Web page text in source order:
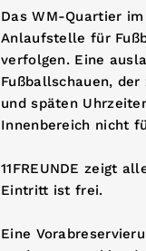
Das WM-Quartier
Anlaufstelle für
verfolgen. Eine
Fußballschauen,
und späten
Innenbereich nicht
11FREUNDE zeigt
Eintritt ist frei.
Eine